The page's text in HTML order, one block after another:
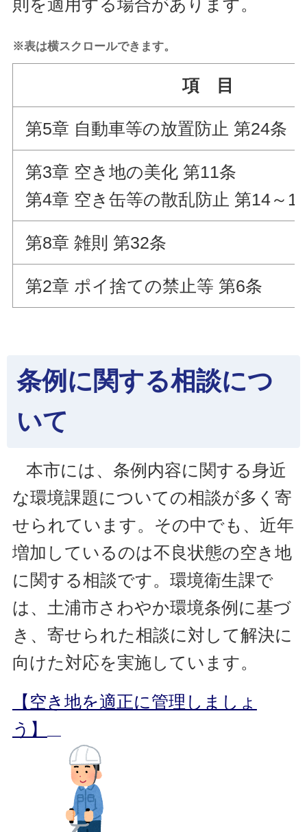
則を適用する場合があります。
※表は横スクロールできます。
項 目
第5章 自動車等の放置防止 第24条
第3章 空き地の美化 第11条
第4章 空き缶等の散乱防止 第14～
第8章 雑則 第32条
第2章 ポイ捨ての禁止等 第6条
条例に関する相談につ
いて
本市には、条例内容に関する身近
な環境課題についての相談が多く寄
せられています。その中でも、近年
増加しているのは不良状態の空き地
に関する相談です。環境衛生課で
は、土浦市さわやか環境条例に基づ
き、寄せられた相談に対して解決に
向けた対応を実施しています。
【空き地を適正に管理しましょ
う】